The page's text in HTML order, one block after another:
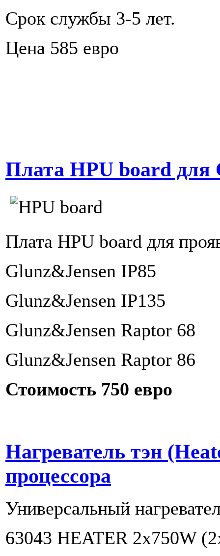
Срок службы 3-5 лет.
Цена 585 евро
Плата HPU board для
Плата HPU board для
Glunz&Jensen IP85
Glunz&Jensen IP135
Glunz&Jensen Raptor 68
Glunz&Jensen Raptor 86
Стоимость 750 евро
Нагреватель тэн
процессора
Универсальный
63043 HEATER 2x750W